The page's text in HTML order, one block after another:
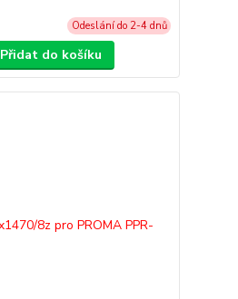
Odeslání do 2-4 dnů
Přidat do košíku